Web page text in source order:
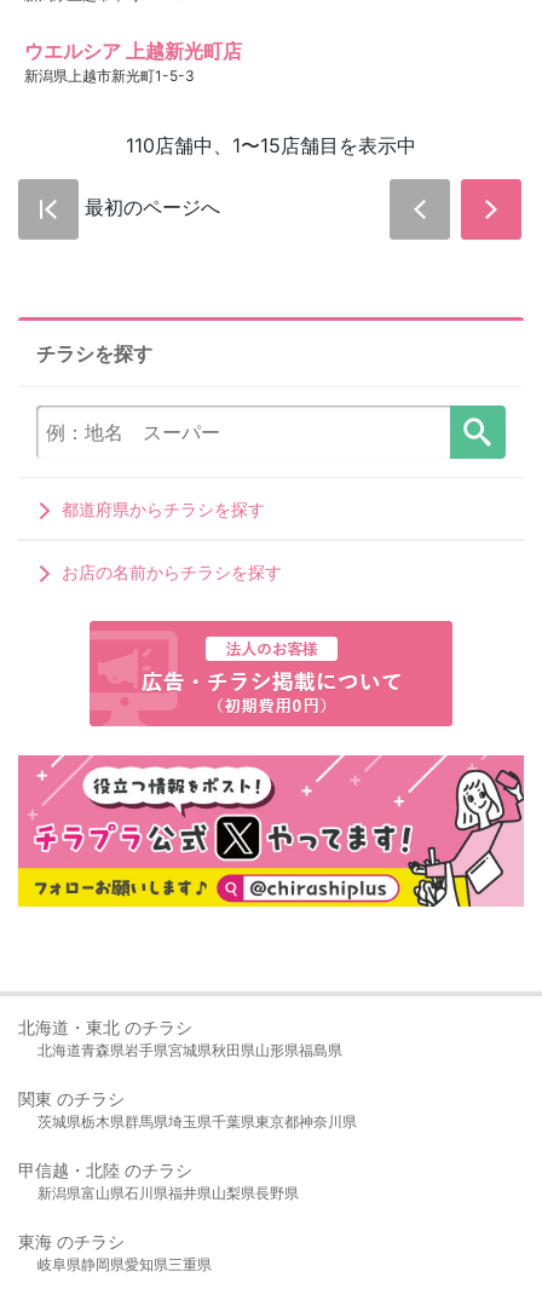
ウエルシア 上越新光町店
新潟県上越市新光町1-5-3
110店舗中、1〜15店舗目を表示中
最初のページへ
チラシを探す
都道府県からチラシを探す
お店の名前からチラシを探す
北海道・東北 のチラシ
北海道青森県岩手県宮城県秋田県山形県福島県
関東 のチラシ
茨城県栃木県群馬県埼玉県千葉県東京都神奈川県
甲信越・北陸 のチラシ
新潟県富山県石川県福井県山梨県長野県
東海 のチラシ
岐阜県静岡県愛知県三重県